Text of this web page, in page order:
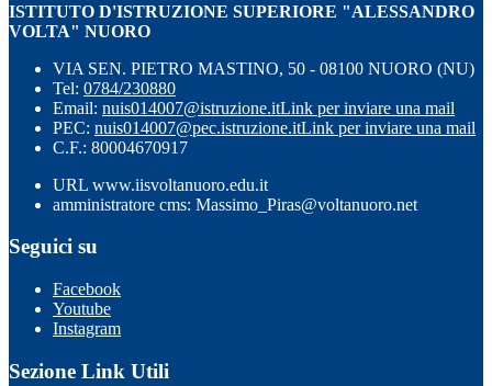
ISTITUTO D'ISTRUZIONE SUPERIORE "ALESSANDRO
VOLTA" NUORO
VIA SEN. PIETRO MASTINO, 50 - 08100 NUORO (NU)
Tel: 0784/230880
Email: nuis014007@istruzione.itLink per inviare una mail
PEC: nuis014007@pec.istruzione.itLink per inviare una mail
C.F.: 80004670917
URL www.iisvoltanuoro.edu.it
amministratore cms: Massimo_Piras@voltanuoro.net
Seguici su
Facebook
Youtube
Instagram
Sezione Link Utili